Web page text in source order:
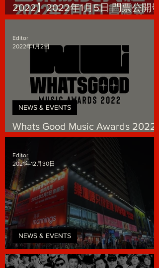
2022】2022年1月5日 門票公開發
售！
Whats Good Music Awards 2022
第一階段 現正接受公眾投票
NEWS & EVENTS
Editor
2022年1月2日
樂壇唔止得佢哋 仲有我哋
NEWS & EVENTS
Editor
2021年12月30日